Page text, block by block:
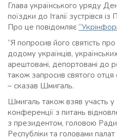
Глава українського уряду
поїздки до Італії зустрівся
Про це повідомляє
“Я попросив його святість
додому українців,
арештовані, депортовані до
також запросив святого отця
– сказав Шмигаль.
Шмигаль також взяв участь у
конференції з питань
з президентом, головою Ради
Республіки та головами палат